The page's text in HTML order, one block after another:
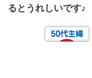
るとうれしいです♪